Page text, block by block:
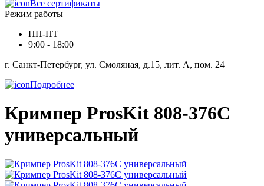
Все сертификаты
Режим работы
ПН-ПТ
9:00 - 18:00
г. Санкт-Петербург, ул. Смоляная, д.15, лит. А, пом. 24
Подробнее
Кримпер ProsKit 808-376C
универсальный